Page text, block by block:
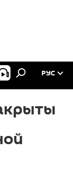
РУС